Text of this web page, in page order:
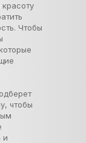
Чтобы
чтобы
и